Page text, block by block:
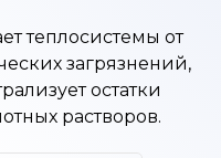
теплосистемы от
загрязнений,
остатки
растворов.